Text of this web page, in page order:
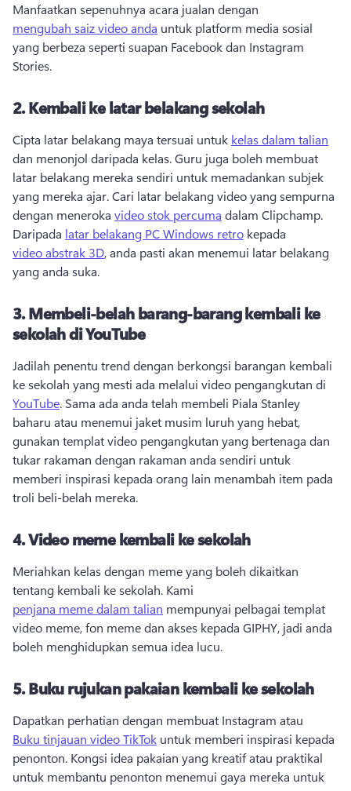
Manfaatkan sepenuhnya acara jualan dengan
mengubah saiz video anda untuk platform media sosial
yang berbeza seperti suapan Facebook dan Instagram
Stories.
2.Kembali ke latar belakang sekolah
Cipta latar belakang maya tersuai untuk kelas dalam talian
dan menonjol daripada kelas. Guru juga boleh membuat
latar belakang mereka sendiri untuk memadankan subjek
yang mereka ajar. Cari latar belakang video yang sempurna
dengan meneroka video stok percuma
Daripada latar belakang PC Windows retro kepada
video abstrak 3D, anda pasti akan menemui latar belakang
yang anda suka.
3.Membeli-belah barang-barang kembali ke
sekolah di YouTube
Jadilah penentu trend dengan berkongsi barangan kembali
ke sekolah yang mesti ada melalui video pengangkutan di
YouTube. Sama ada anda telah membeli Piala Stanley
baharu atau menemui jaket musim luruh yang hebat,
gunakan templat video pengangkutan yang bertenaga dan
tukar rakaman dengan rakaman anda sendiri untuk
memberi inspirasi kepada orang lain menambah item pada
troli beli-belah mereka.
4.Video meme kembali ke sekolah
Meriahkan kelas dengan meme yang boleh dikaitkan
tentang kembali ke sekolah. Kami
penjana meme dalam talian mempunyai pelbagai templat
video meme, fon meme dan akses kepada GIPHY, jadi anda
boleh menghidupkan semua idea lucu.
5.Buku rujukan pakaian kembali ke sekolah
Dapatkan perhatian dengan membuat Instagram atau
Buku tinjauan video TikTok untuk memberi inspirasi kepada
penonton. Kongsi idea pakaian yang kreatif atau praktikal
untuk membantu penonton menemui gaya mereka untuk